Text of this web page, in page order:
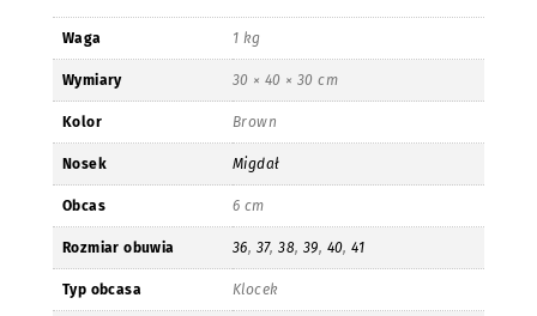
Waga 1 kg
Wymiary 30 × 40 × 30 cm
Kolor Brown
Nosek Migdał
Obcas 6 cm
Rozmiar obuwia 36, 37,38, 39, 40,41
Typ obcasa Klocek